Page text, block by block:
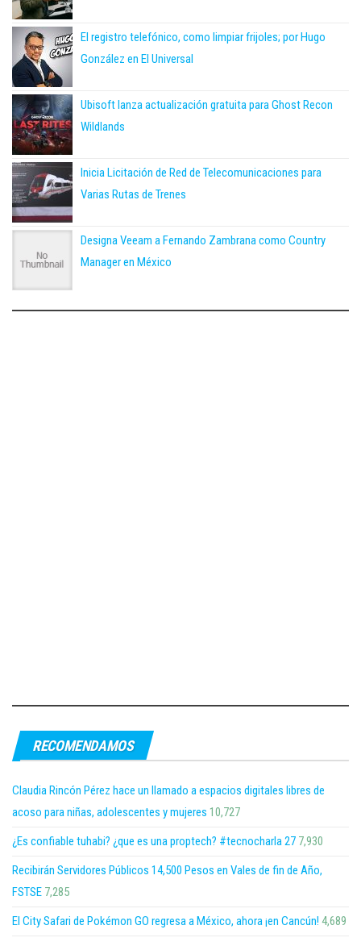
El registro telefónico, como limpiar frijoles; por Hugo
González en El Universal
Ubisoft lanza actualización gratuita para Ghost Recon
Wildlands
Inicia Licitación de Red de Telecomunicaciones para
Varias Rutas de Trenes
Designa Veeam a Fernando Zambrana como Country
Manager en México
RECOMENDAMOS
Claudia Rincón Pérez hace un llamado a espacios digitales libres de
acoso para niñas, adolescentes y mujeres 10,727
¿Es confiable tuhabi? ¿que es una proptech? #tecnocharla 27 7,930
Recibirán Servidores Públicos 14,500 Pesos en Vales de fin de Año,
FSTSE 7,285
El City Safari de Pokémon GO regresa a México, ahora ¡en Cancún! 4,689